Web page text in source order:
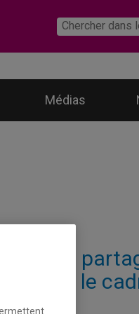
Médias
savoirs
| Dans le